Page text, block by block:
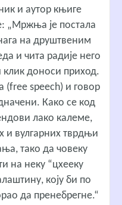
и аутор књиге
„Мржња је постала
на друштвеним
и чита радије него
клик доноси приход.
(free speech) и говор
Како се код
лако калеме,
и вулгарних тврдњи
тако да човеку
на неку “цхеекy
коју би по
да пренебрегне.“